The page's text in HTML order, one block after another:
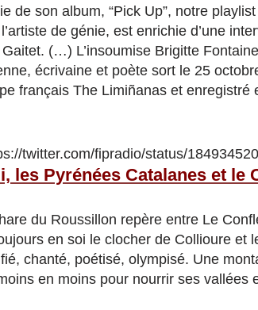
de son album, “Pick Up”, notre
de génie, est enrichie d’une
(…) L’insoumise Brigitte
écrivaine et poète sort le 25
français The Limiñanas et enregistré
twitter.com/fipradio/status/
les Pyrénées Catalanes et le
du Roussillon repère entre Le
en soi le clocher de Collioure et
chanté, poétisé, olympisé. Une
en moins pour nourrir ses vallées